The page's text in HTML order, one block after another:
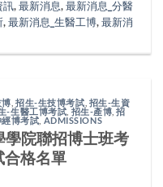
訊,最新消息,最新消息_分醫
,最新消息_生醫工博,最新消
,招生-生技博考試 招生-生資
-生醫工博考試 ,招生-產博 ,招
博考試, ADMISSIONS
學院聯招博士班考
合格名單